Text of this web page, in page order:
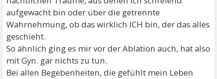
aufgewacht bin oder über die getrennte
Wahrnehmung, ob das wirklich ICH bin, der das alles
geschieht.
So ähnlich ging es mir vor der Ablation auch, hat also
mit Gyn. gar nichts zu tun.
Bei allen Begebenheiten, die gefühlt mein Leben